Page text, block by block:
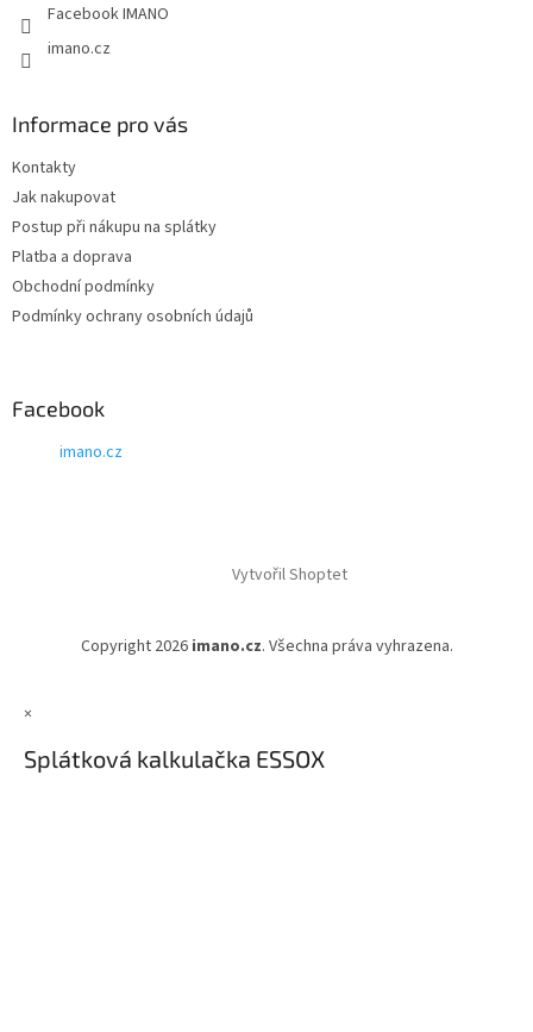
Facebook IMANO
imano.cz
Informace pro vás
Kontakty
Jak nakupovat
Postup při nákupu na splátky
Platba a doprava
Obchodní podmínky
Podmínky ochrany osobních údajů
Facebook
imano.cz
Vytvořil Shoptet
Copyright 2026 imano.cz. Všechna práva vyhrazena.
×
Splátková kalkulačka ESSOX